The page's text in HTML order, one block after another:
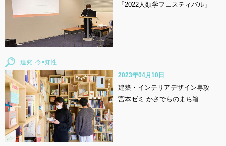
「2022人類学フェスティバル」
追究
建築・インテリアデザイン専攻
宮本ゼミ かさでらのまち箱
2023年04月10日